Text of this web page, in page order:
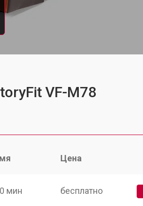
VF-M78
Цена
мин бесплатно